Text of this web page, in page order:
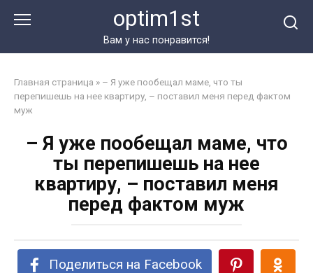
optim1st
Вам у нас понравится!
Главная страница » – Я уже пообещал маме, что ты
перепишешь на нее квартиру, – поставил меня перед фактом
муж
– Я уже пообещал маме, что
ты перепишешь на нее
квартиру, – поставил меня
перед фактом муж
Поделиться на Facebook